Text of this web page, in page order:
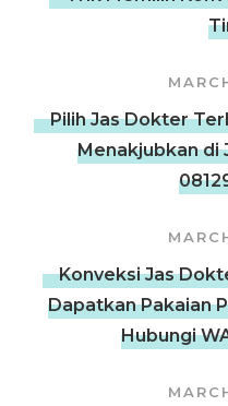
Pilih Jas Dokter
Menakjubkan di
Konveksi Jas
Dapatkan Pakaian
Hubungi